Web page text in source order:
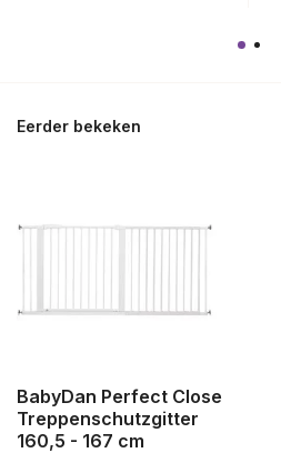
Eerder bekeken
BabyDan Perfect Close
Treppenschutzgitter
160,5 - 167 cm